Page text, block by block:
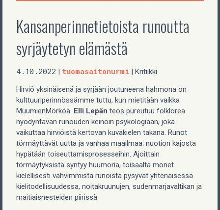
Kansanperinnetietoista runoutta
syrjäytetyn elämästä
4.10.2022 | tuomasaitonurmi | Kritiikki
Hirviö yksinäisenä ja syrjään joutuneena hahmona on
kulttuuriperinnössämme tuttu, kun mietitään vaikka
MuumienMörköä. Elli Lepän teos pureutuu folklorea
hyödyntävän runouden keinoin psykologiaan, joka
vaikuttaa hirviöistä kertovan kuvakielen takana. Runot
törmäyttävät uutta ja vanhaa maailmaa: nuotion kajosta
hypätään toiseuttamisprosesseihin. Ajoittain
törmäytyksistä syntyy huumoria, toisaalta monet
kielellisesti vahvimmista runoista pysyvät yhtenäisessä
kielitodellisuudessa, noitakruunujen, sudenmarjavaltikan ja
maitiaisnesteiden piirissä.